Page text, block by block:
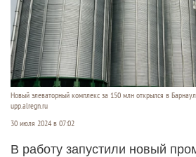
Новый элеваторный комплекс за 150 млн открылся в
upp.alregn.ru
30 июля 2024 в 07:02
В работу запустили новый